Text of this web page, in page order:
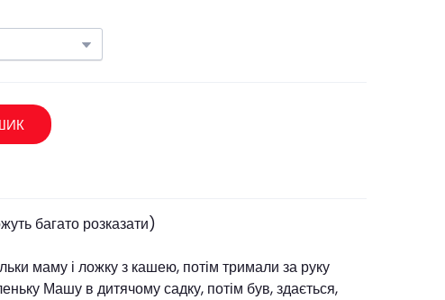
багато розказати)
маму і ложку з кашею, потім тримали за руку
Машу в дитячому садку, потім був, здається,